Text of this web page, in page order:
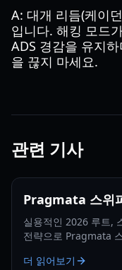
A: 대개 리듬(케이
입니다. 해킹 모드
ADS 경감을 유지
을 끊지 마세요.
관련 기사
Pragmata 스위
실용적인 2026 루트,
전략으로 Pragmata
더 읽어보기